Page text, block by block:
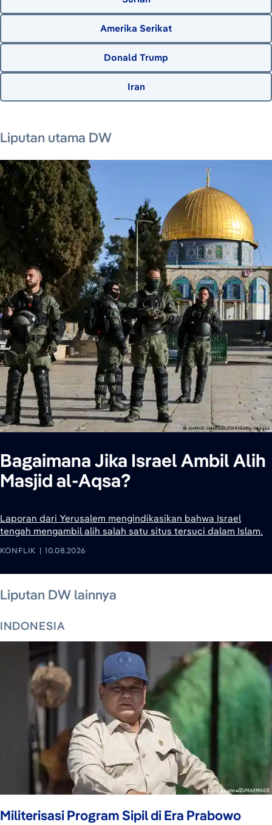
Amerika Serikat
Donald Trump
Iran
Liputan utama DW
Bagaimana Jika Israel Ambil Alih
Masjid al-Aqsa?
Laporan dari Yerusalem mengindikasikan bahwa Israel
tengah mengambil alih salah satu situs tersuci dalam Islam.
KONFLIK 10.08.2026
10 Agustus 2026
Liputan DW lainnya
INDONESIA
Militerisasi Program Sipil di Era Prabowo
10 Agustus 2026
7 Agustus 2026
10 Agustus 2026 10 Agustus 2026